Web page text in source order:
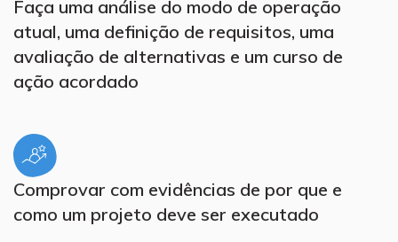
Faça uma análise do modo de operação
atual, uma definição de requisitos, uma
avaliação de alternativas e um curso de
ação acordado
Comprovar com evidências de por que e
como um projeto deve ser executado